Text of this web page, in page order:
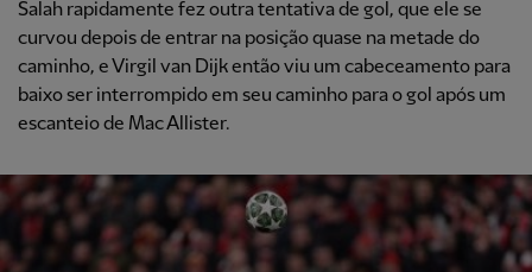
Salah rapidamente fez outra tentativa de gol, que ele se
curvou depois de entrar na posição quase na metade do
caminho, e Virgil van Dijk então viu um cabeceamento para
baixo ser interrompido em seu caminho para o gol após um
escanteio de Mac Allister.